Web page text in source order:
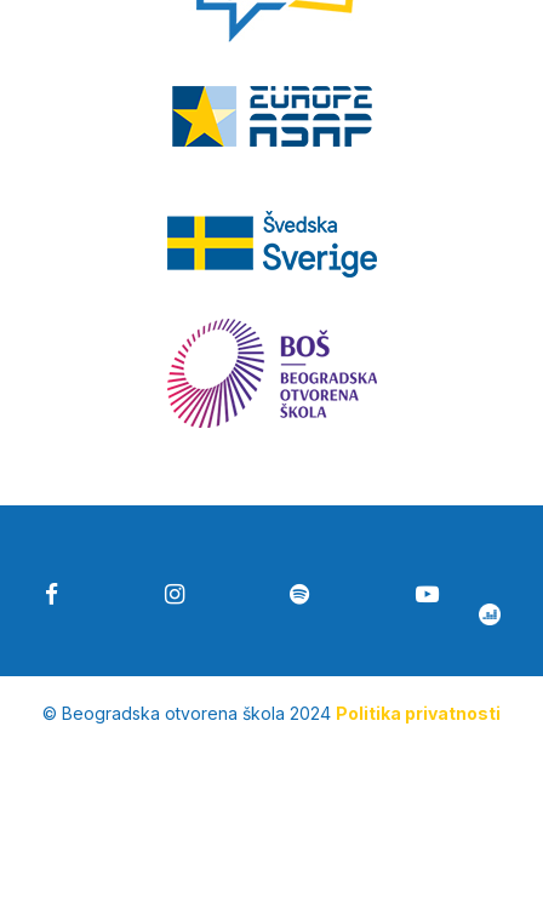
© Beogradska otvorena škola 2024 Politika privatnosti